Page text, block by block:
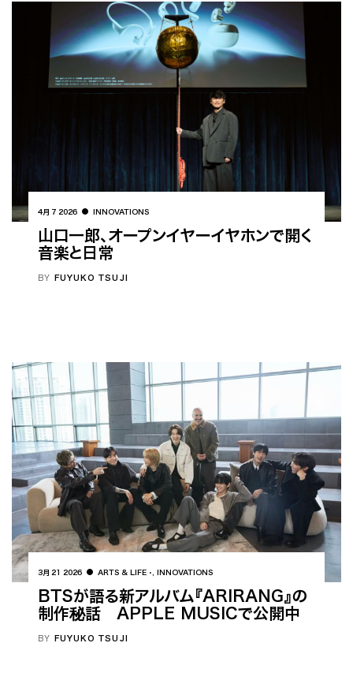
4月 7 2026 INNOVATIONS
山口一郎、オープンイヤーイヤホンで開く
音楽と日常
BY FUYUKO TSUJI
3月 21 2026 ARTS & LIFE INNOVATIONS
BTSが語る新アルバム『ARIRANG』の
制作秘話 APPLE MUSICで公開中
BY FUYUKO TSUJI